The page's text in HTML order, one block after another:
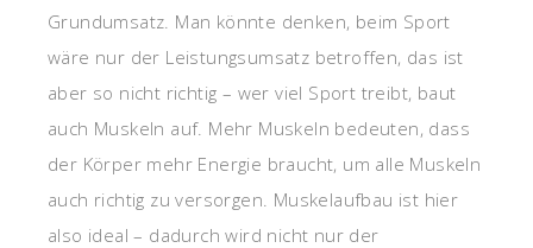
Grundumsatz. Man könnte denken, beim Sport
wäre nur der Leistungsumsatz betroffen, das ist
aber so nicht richtig – wer viel Sport treibt, baut
auch Muskeln auf. Mehr Muskeln bedeuten, dass
der Körper mehr Energie braucht, um alle Muskeln
auch richtig zu versorgen. Muskelaufbau ist hier
also ideal – dadurch wird nicht nur der